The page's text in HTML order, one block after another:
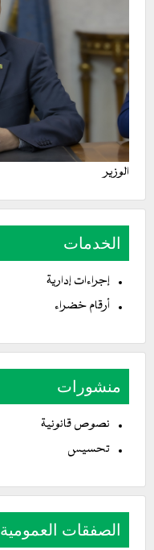
الوزير
الخدمات
إجراءات إدارية
أرقام خضراء
منشورات
نصوص قانونية
تحسيس
الصفقات العمومية